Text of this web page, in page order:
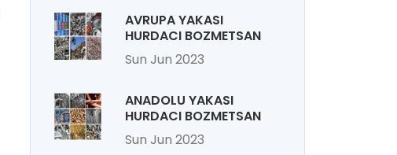
AVRUPA YAKASI
HURDACI BOZMETSAN
Sun Jun 2023
ANADOLU YAKASI
HURDACI BOZMETSAN
Sun Jun 2023